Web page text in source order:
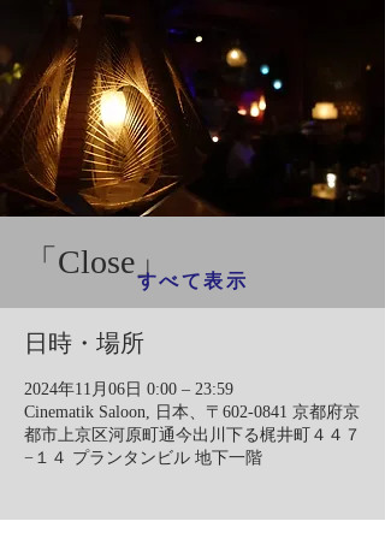
「Close」
日時・場所
2024年11月06日 0:00 – 23:59
Cinematik Saloon, 日本、〒602-0841 京都府京
都市上京区河原町通今出川下る梶井町４４７
−１４ プランタンビル 地下一階
すべて表示